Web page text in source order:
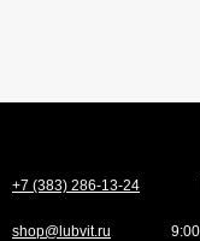
+7 (383) 286-13-24
shop@lubvit.ru